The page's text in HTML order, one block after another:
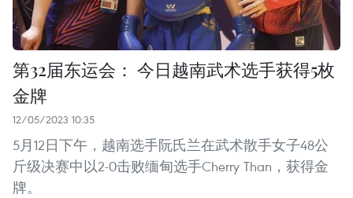
第32届东运会： 今日越南武术选手获得5枚
金牌
12/05/2023 10:35
5月12日下午，越南选手阮氏兰在武术散手女子48公
斤级决赛中以2-0击败缅甸选手Cherry Than，获得金
牌。